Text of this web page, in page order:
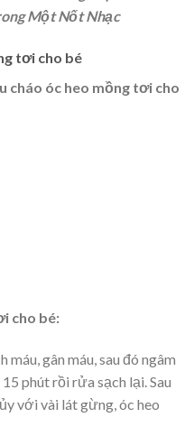
Một Nốt Nhạc
tơi cho bé
cháo óc heo mồng tơi cho
cho bé:
gân máu, sau đó ngâm
phút rồi rửa sạch lại. Sau
với vài lát gừng, óc heo